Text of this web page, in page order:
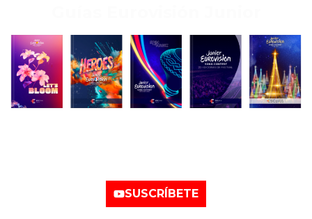
SUSCRÍBETE